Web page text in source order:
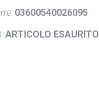
03600540026095
ARTICOLO ESAURITO